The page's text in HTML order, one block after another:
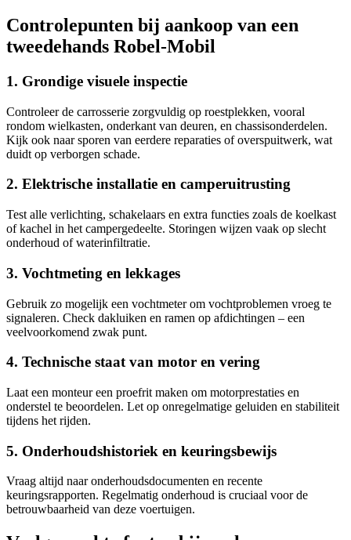
Controlepunten bij aankoop van een
tweedehands Robel-Mobil
1. Grondige visuele inspectie
Controleer de carrosserie zorgvuldig op roestplekken, vooral
rondom wielkasten, onderkant van deuren, en chassisonderdelen.
Kijk ook naar sporen van eerdere reparaties of overspuitwerk, wat
duidt op verborgen schade.
2. Elektrische installatie en camperuitrusting
Test alle verlichting, schakelaars en extra functies zoals de koelkast
of kachel in het campergedeelte. Storingen wijzen vaak op slecht
onderhoud of waterinfiltratie.
3. Vochtmeting en lekkages
Gebruik zo mogelijk een vochtmeter om vochtproblemen vroeg te
signaleren. Check dakluiken en ramen op afdichtingen – een
veelvoorkomend zwak punt.
4. Technische staat van motor en vering
Laat een monteur een proefrit maken om motorprestaties en
onderstel te beoordelen. Let op onregelmatige geluiden en stabiliteit
tijdens het rijden.
5. Onderhoudshistoriek en keuringsbewijs
Vraag altijd naar onderhoudsdocumenten en recente
keuringsrapporten. Regelmatig onderhoud is cruciaal voor de
betrouwbaarheid van deze voertuigen.